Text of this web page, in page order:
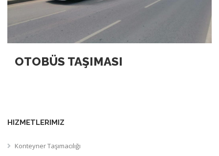
OTOBÜS TAŞIMASI
HIZMETLERIMIZ
Konteyner Taşımacılığı